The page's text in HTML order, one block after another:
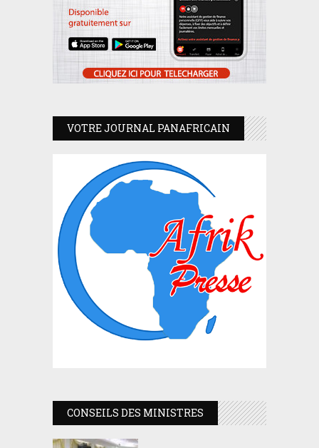
VOTRE JOURNAL PANAFRICAIN
CONSEILS DES MINISTRES